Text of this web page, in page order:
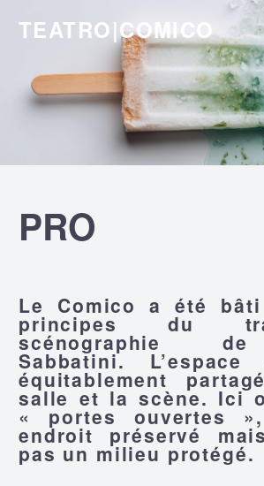
content
TEATRO|COMICO
PRO
Le Comico a été
principes du
scénographie
Sabbatini.
équitablement
salle et la scène. Ici
« portes ouvertes
endroit préservé
pas un milieu protégé.